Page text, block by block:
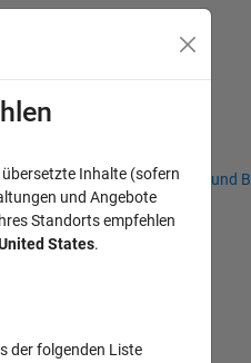
Studierende und
Canvas-
übersetzte Inhalte (sofern
und Angebote
Standorts empfehlen
States.
der folgenden Liste